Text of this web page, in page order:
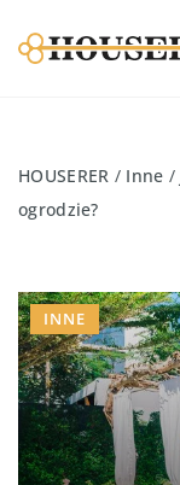
HOUSERER / Inne /
ogrodzie?
INNE